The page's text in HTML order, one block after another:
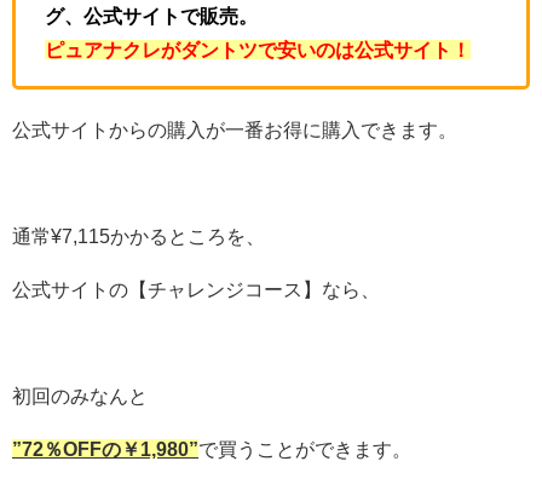
グ、公式サイトで販売。
ピュアナクレがダントツで安いのは公式サイト！
公式サイトからの購入が一番お得に購入できます。
通常¥7,115かかるところを、
公式サイトの【チャレンジコース】なら、
初回のみなんと
”72％OFFの￥1,980”で買うことができます。